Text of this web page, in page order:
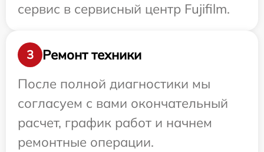
сервис в сервисный центр Fujifilm.
3
Ремонт техники
После полной диагностики мы
согласуем с вами окончательный
расчет, график работ и начнем
ремонтные операции.